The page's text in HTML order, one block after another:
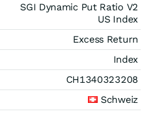
SGI Dynamic Put Ratio V2
US Index
Excess Return
Index
CH1340323208
Schweiz